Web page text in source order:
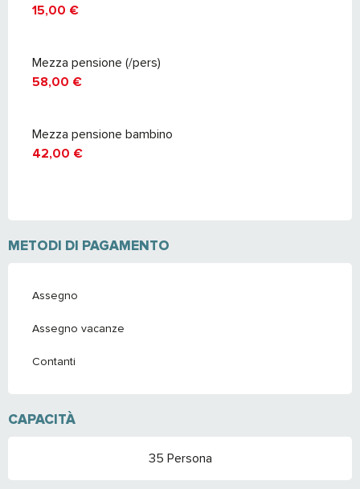
15,00 €
Mezza pensione (/pers)
58,00 €
Mezza pensione bambino
42,00 €
METODI DI PAGAMENTO
Assegno
Assegno vacanze
Contanti
CAPACITÀ
35 Persona